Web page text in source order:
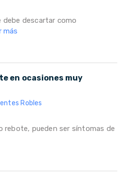
debe descartar como
más
en ocasiones muy
Robles
rebote, pueden ser síntomas de